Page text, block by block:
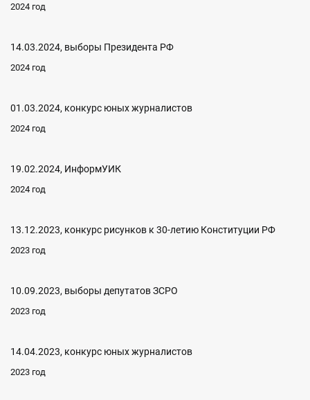
2024 год
14.03.2024, выборы Президента РФ
2024 год
01.03.2024, конкурс юных журналистов
2024 год
19.02.2024, ИнформУИК
2024 год
13.12.2023, конкурс рисунков к 30-летию Конституции РФ
2023 год
10.09.2023, выборы депутатов ЗСРО
2023 год
14.04.2023, конкурс юных журналистов
2023 год